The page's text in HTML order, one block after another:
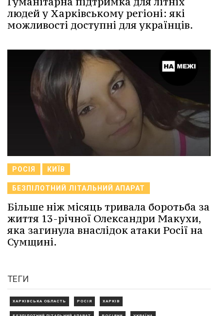
людей у Харківському регіоні: які
можливості доступні для українців.
РОСІЯ КИЇВ
БЕЗПІЛОТНИЙ ЛІТАЛЬНИЙ АПАРАТ
Більше ніж місяць тривала боротьба за
життя 13-річної Олександри Макухи,
яка загинула внаслідок атаки Росії на
Сумщині.
ТЕГИ
ХАРКІВСЬКА ОБЛАСТЬ РОСІЯ ХАРКІВ